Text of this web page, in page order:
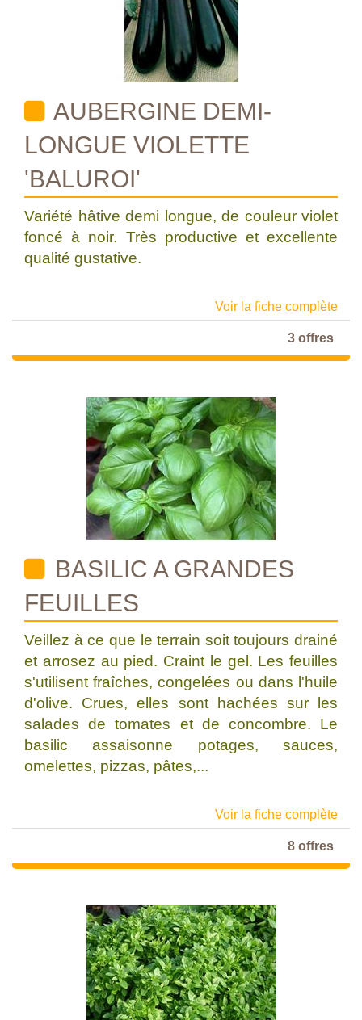
AUBERGINE DEMI-
LONGUE VIOLETTE
'BALUROI'
Variété hâtive demi longue, de couleur violet
foncé à noir. Très productive et excellente
qualité gustative.
Voir la fiche complète
3 offres
BASILIC A GRANDES
FEUILLES
Veillez à ce que le terrain soit toujours drainé
et arrosez au pied. Craint le gel. Les feuilles
s'utilisent fraîches, congelées ou dans l'huile
d'olive. Crues, elles sont hachées sur les
salades de tomates et de concombre. Le
basilic assaisonne potages, sauces,
omelettes, pizzas, pâtes,...
Voir la fiche complète
8 offres